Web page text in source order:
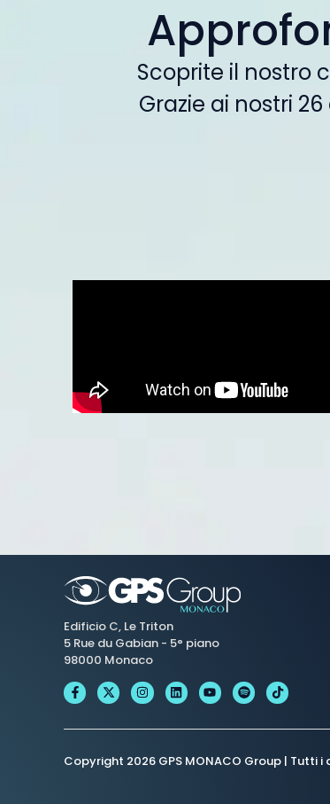
Scoprite il nostro
Grazie ai nostri
Edificio C, Le Triton
5 Rue du Gabian - 5° piano
98000 Monaco
Copyright 2026 GPS MONACO Group | Tutti